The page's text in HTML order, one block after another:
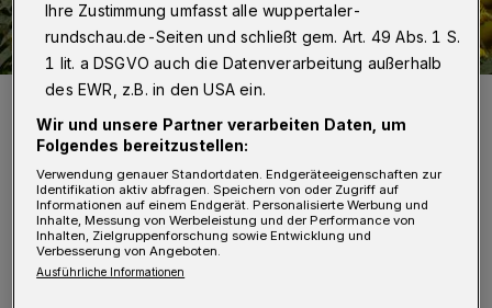
Es gibt jede Menge zu sehen und genießen.
Foto: Der grüne Weg
G emeint ist eine insgesamt rund 5.000
Ihre Zustimmung umfasst alle wuppertaler-
rundschau.de-Seiten und schließt gem. Art. 49 Abs. 1 S.
1 lit. a DSGVO auch die Datenverarbeitung außerhalb
des EWR, z.B. in den USA ein.
Wir und unsere Partner verarbeiten Daten, um
Folgendes bereitzustellen:
Verwendung genauer Standortdaten. Endgeräteeigenschaften zur
Identifikation aktiv abfragen. Speichern von oder Zugriff auf
Informationen auf einem Endgerät. Personalisierte Werbung und
Inhalte, Messung von Werbeleistung und der Performance von
Inhalten, Zielgruppenforschung sowie Entwicklung und
Verbesserung von Angeboten.
Ausführliche Informationen